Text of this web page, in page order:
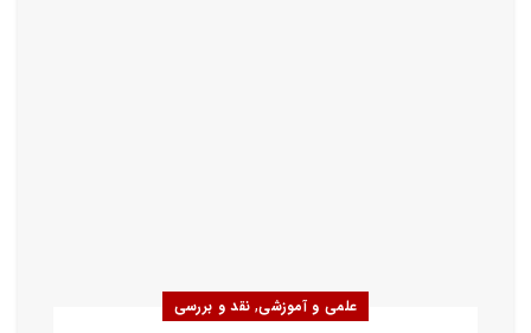
علمی و آموزشی, نقد و بررسی